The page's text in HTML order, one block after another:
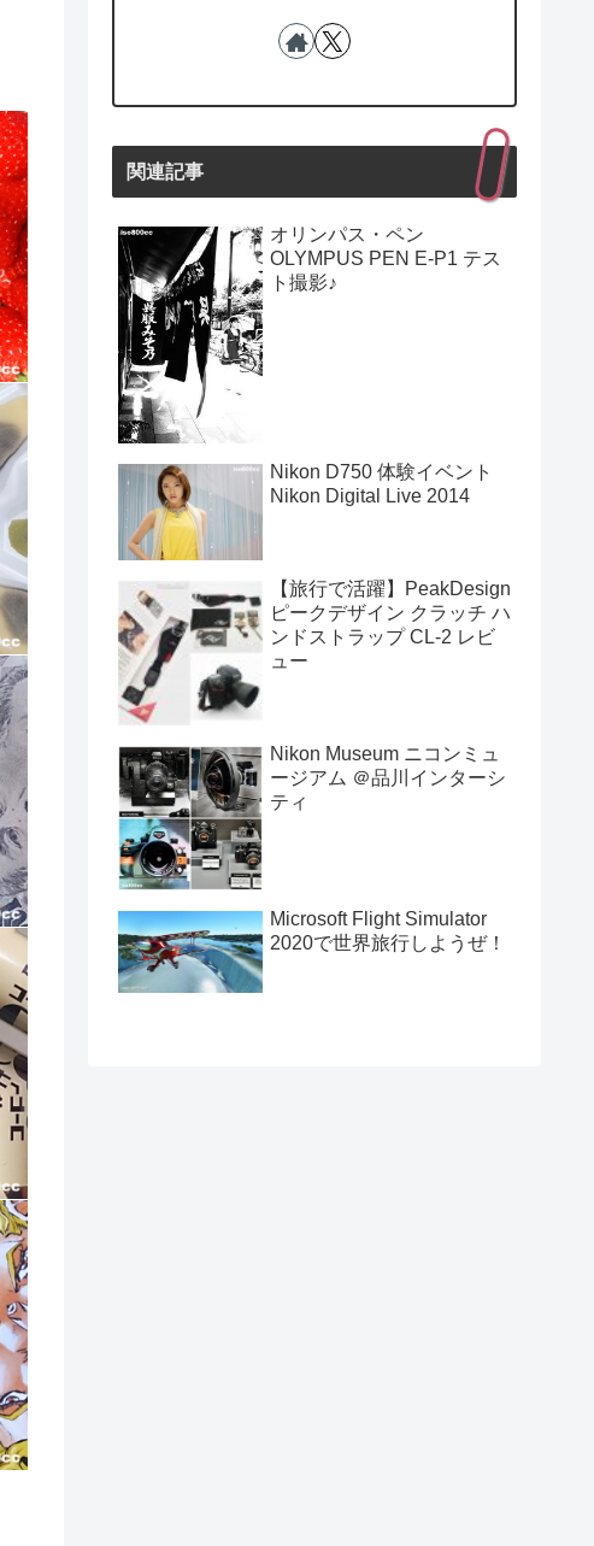
関連記事
オリンパス・ペン
OLYMPUS PEN E-P1 テス
ト撮影♪
Nikon D750 体験イベント
Nikon Digital Live 2014
【旅行で活躍】PeakDesign
ピークデザイン クラッチ ハ
ンドストラップ CL-2 レビ
ュー
Nikon Museum ニコンミュ
ージアム ＠品川インターシ
ティ
Microsoft Flight Simulator
2020で世界旅行しようぜ！